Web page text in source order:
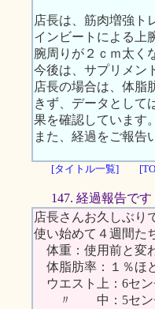
店長は、筋肉増強ト
インビートによる上
腕周りが２ｃｍ太く
今後は、サプリメン
店長の場合は、体脂
きず、データとして
果を確認しています。
また、経過をご報告
[タイトル一覧]
147. 経過報告です
店長さんお久しぶり
使い始めて４週間た
体重：使用前と変
体脂肪率：１％ほ
ウエスト上：6セン
〃 中：5セン